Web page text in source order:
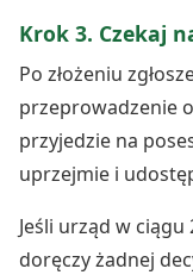
Krok 3. Czekaj
Po złożeniu
przeprowadzenie
przyjedzie na
uprzejmie i
Jeśli urząd w
doręczy żadnej